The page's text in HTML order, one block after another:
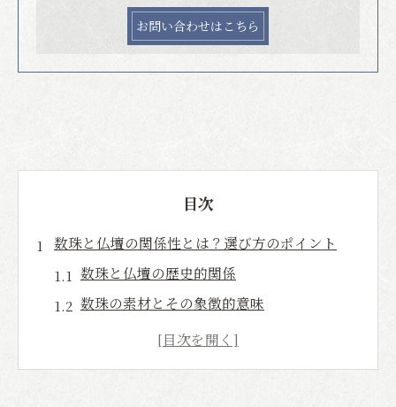
お問い合わせはこちら
目次
数珠と仏壇の関係性とは？選び方のポイント
数珠と仏壇の歴史的関係
数珠の素材とその象徴的意味
数珠の使い方と保管方法